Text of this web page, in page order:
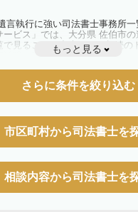
言執行に強い司法書士事務所
ービス」では、大分県 佐伯市
で見ることが出来ます。相続の
近隣の司法書士に相談してみま
もっと見る
さらに条件を絞り込む
市区町村から司法書士を
相談内容から司法書士を